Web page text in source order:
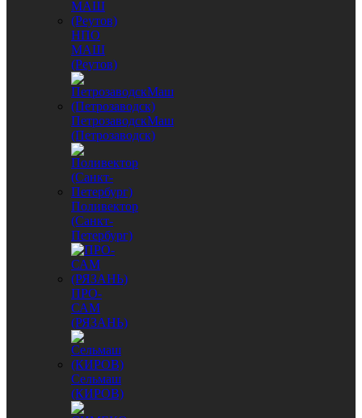
НПО
МАШ
(Реутов)
ПетрозаводскМаш
(Петрозаводск)
Поливектор
(Санкт-
Петербург)
ПРО-
САМ
(РЯЗАНЬ)
Сельмаш
(КИРОВ)